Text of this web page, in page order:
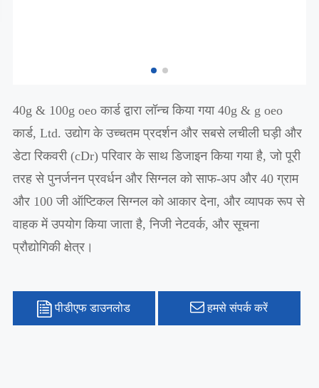
40g & 100g oeo कार्ड द्वारा लॉन्च किया गया 40g & g oeo
कार्ड, Ltd. उद्योग के उच्चतम प्रदर्शन और सबसे लचीली घड़ी और
डेटा रिकवरी (cDr) परिवार के साथ डिजाइन किया गया है, जो पूरी
तरह से पुनर्जनन प्रवर्धन और सिग्नल को साफ-अप और 40 ग्राम
और 100 जी ऑप्टिकल सिग्नल को आकार देना, और व्यापक रूप से
वाहक में उपयोग किया जाता है, निजी नेटवर्क, और सूचना
प्रौद्योगिकी क्षेत्र।
पीडीएफ डाउनलोड हमसे संपर्क करें